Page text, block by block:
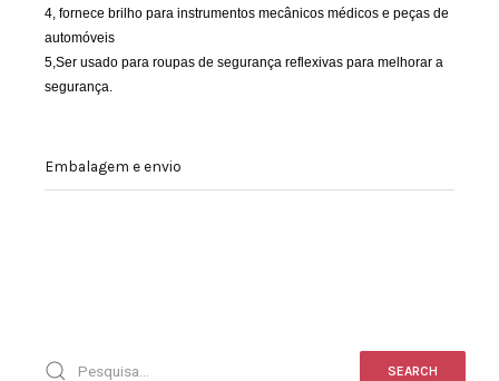
4, fornece brilho para instrumentos mecânicos médicos e peças de
automóveis
5,Ser usado para roupas de segurança reflexivas para melhorar a
segurança.
Embalagem e envio
SEARCH